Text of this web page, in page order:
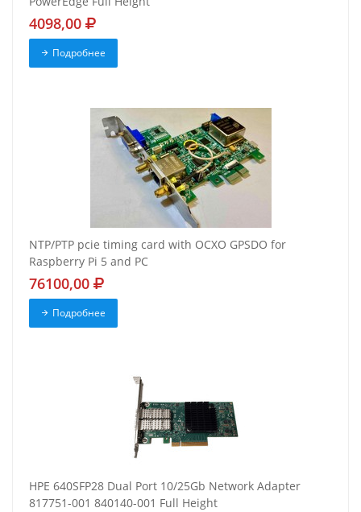
4098,00
Подробнее
NTP/PTP pcie timing card with OCXO GPSDO for
Raspberry Pi 5 and PC
76100,00
Подробнее
HPE 640SFP28 Dual Port 10/25Gb Network Adapter
817751-001 840140-001 Full Height